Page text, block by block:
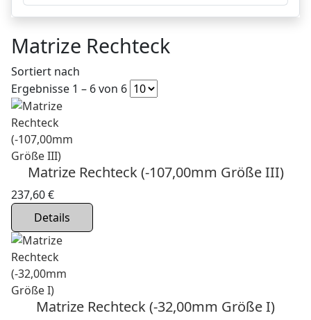
Matrize Rechteck
Sortiert nach
Ergebnisse 1 – 6 von 6
Matrize Rechteck (-107,00mm Größe III)
237,60 €
Details
Matrize Rechteck (-32,00mm Größe I)